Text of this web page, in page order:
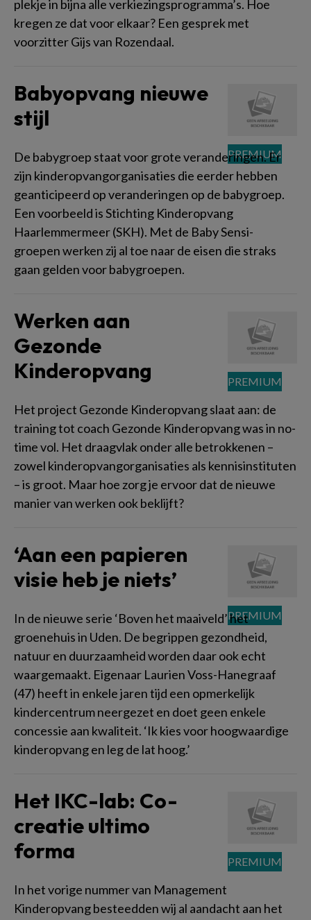
plekje in bijna alle verkiezingsprogramma’s. Hoe
kregen ze dat voor elkaar? Een gesprek met
voorzitter Gijs van Rozendaal.
Babyopvang nieuwe
stijl
De babygroep staat voor grote veranderingen. Er
zijn kinderopvangorganisaties die eerder hebben
geanticipeerd op veranderingen op de babygroep.
Een voorbeeld is Stichting Kinderopvang
Haarlemmermeer (SKH). Met de Baby Sensi-
groepen werken zij al toe naar de eisen die straks
gaan gelden voor babygroepen.
Werken aan
Gezonde
Kinderopvang
Het project Gezonde Kinderopvang slaat aan: de
training tot coach Gezonde Kinderopvang was in no-
time vol. Het draagvlak onder alle betrokkenen –
zowel kinderopvangorganisaties als kennisinstituten
– is groot. Maar hoe zorg je ervoor dat de nieuwe
manier van werken ook beklijft?
‘Aan een papieren
visie heb je niets’
In de nieuwe serie ‘Boven het maaiveld’ het
groenehuis in Uden. De begrippen gezondheid,
natuur en duurzaamheid worden daar ook echt
waargemaakt. Eigenaar Laurien Voss-Hanegraaf
(47) heeft in enkele jaren tijd een opmerkelijk
kindercentrum neergezet en doet geen enkele
concessie aan kwaliteit. ‘Ik kies voor hoogwaardige
kinderopvang en leg de lat hoog.’
Het IKC-lab: Co-
creatie ultimo
forma
In het vorige nummer van Management
Kinderopvang besteedden wij al aandacht aan het